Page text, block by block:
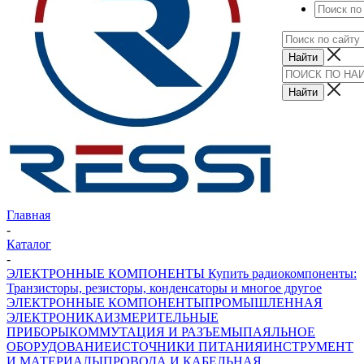
Главная
-
Каталог
-
ЭЛЕКТРОННЫЕ КОМПОНЕНТЫ Купить радиокомпоненты:
Транзисторы, резисторы, конденсаторы и многое другое
ЭЛЕКТРОННЫЕ КОМПОНЕНТЫПРОМЫШЛЕННАЯ
ЭЛЕКТРОНИКАИЗМЕРИТЕЛЬНЫЕ
ПРИБОРЫКОММУТАЦИЯ И РАЗЪЕМЫПАЯЛЬНОЕ
ОБОРУДОВАНИЕИСТОЧНИКИ ПИТАНИЯИНСТРУМЕНТ
И МАТЕРИАЛЫПРОВОДА И КАБЕЛЬНАЯ